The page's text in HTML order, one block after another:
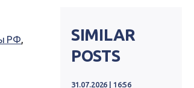
РФ,
SIMILAR
POSTS
31.07.2026 | 16:56